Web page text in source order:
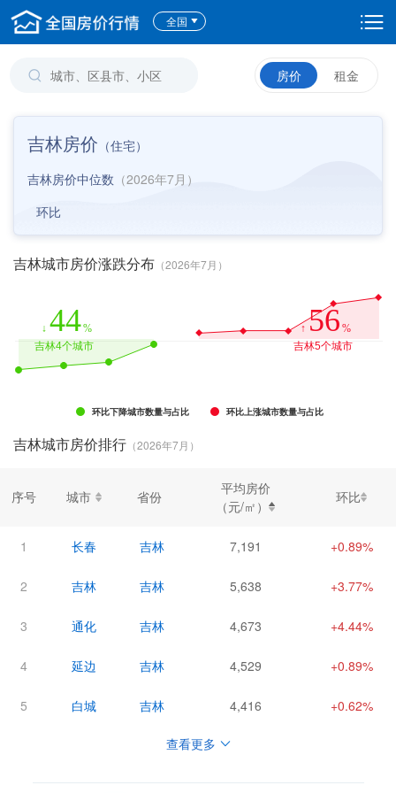
全国
房价 租金
吉林房价 （住宅）
吉林房价中位数 （2026年7月）
环比
吉林城市房价涨跌分布 （2026年7月）
环比下降城市数量与占比 环比上涨城市数量与占比
↓ 44%
吉林4个城市
↑ 56 %
吉林5个城市
吉林城市房价排行 （2026年7月）
序号 城市 省份
平均房价
（元/㎡）
环比
1 长春 吉林 7,191 +0.89%
2 吉林 吉林 5,638 +3.77%
3 通化 吉林 4,673 +4.44%
4 延边 吉林 4,529 +0.89%
5 白城 吉林 4,416 +0.62%
查看更多